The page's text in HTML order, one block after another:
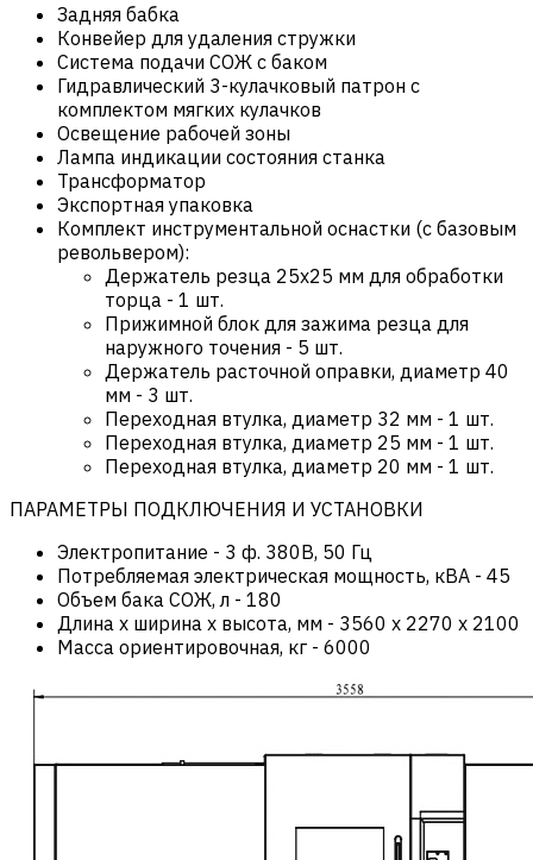
Задняя бабка
Конвейер для удаления стружки
Система подачи СОЖ с баком
Гидравлический 3-кулачковый патрон с
комплектом мягких кулачков
Освещение рабочей зоны
Лампа индикации состояния станка
Трансформатор
Экспортная упаковка
Комплект инструментальной оснастки (с базовым
револьвером):
Держатель резца 25х25 мм для обработки
торца - 1 шт.
Прижимной блок для зажима резца для
наружного точения - 5 шт.
Держатель расточной оправки, диаметр 40
мм - 3 шт.
Переходная втулка, диаметр 32 мм - 1 шт.
Переходная втулка, диаметр 25 мм - 1 шт.
Переходная втулка, диаметр 20 мм - 1 шт.
ПАРАМЕТРЫ ПОДКЛЮЧЕНИЯ И УСТАНОВКИ
Электропитание - 3 ф. 380В, 50 Гц
Потребляемая электрическая мощность, кВА - 45
Объем бака СОЖ, л - 180
Длина х ширина х высота, мм - 3560 x 2270 х 2100
Масса ориентировочная, кг - 6000